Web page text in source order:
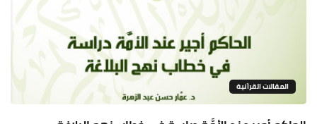
المقالات القراَنية